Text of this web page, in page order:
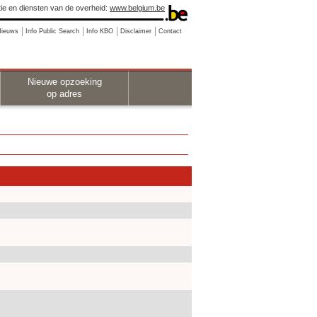
en diensten van de overheid: www.belgium.be
Info Public Search Info KBO Disclaimer Contact
Nieuwe opzoeking
op adres